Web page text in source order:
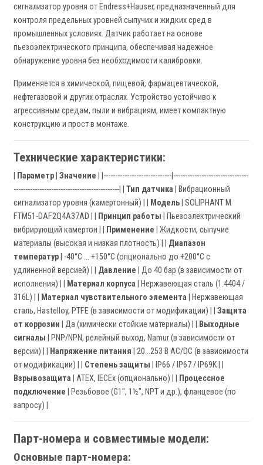
сигнализатор уровня от Endress+Hauser, предназначенный для
контроля предельных уровней сыпучих и жидких сред в
промышленных условиях. Датчик работает на основе
пьезоэлектрического принципа, обеспечивая надежное
обнаружение уровня без необходимости калибровки.
Применяется в химической, пищевой, фармацевтической,
нефтегазовой и других отраслях. Устройство устойчиво к
агрессивным средам, пыли и вибрациям, имеет компактную
конструкцию и прост в монтаже.
Технические характеристики:
Параметр Значение | |-----------------------------|--------------------------------
---------------------------------------------| | Тип датчика | Вибрационный
сигнализатор уровня (камертонный) | |
Модель | SOLIPHANT M
FTM51-DAF2Q4A37AD | |
Принцип работы | Пьезоэлектрический
вибрирующий камертон | |
Применение | Жидкости, сыпучие
материалы (высокая и низкая плотность) | | Диапазон
температур | -40°C … +150°C (опционально до +200°C с
удлиненной версией) | | Давление | До 40 бар (в зависимости от
исполнения) | |
Материал корпуса | Нержавеющая сталь (1.4404 /
316L) | |
Материал чувствительного элемента | Нержавеющая
сталь, Hastelloy, PTFE (в зависимости от модификации) | | Защита
от коррозии | Да (химически стойкие материалы) | |
Выходные
сигналы | PNP/NPN, релейный выход, Namur (в зависимости от
версии) | |
Напряжение питания | 20…253 В AC/DC (в зависимости
от модификации) | | Степень защиты | IP66 / IP67 / IP69K | |
Взрывозащита | ATEX, IECEx (опционально) | |
Процессное
подключение | Резьбовое (G1", 1½", NPT и др.), фланцевое (по
запросу) |
Парт-номера и совместимые модели:
Основные парт-номера: